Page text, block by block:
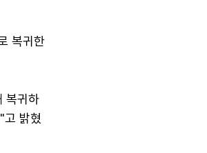
복귀한
복귀하
고 밝혔